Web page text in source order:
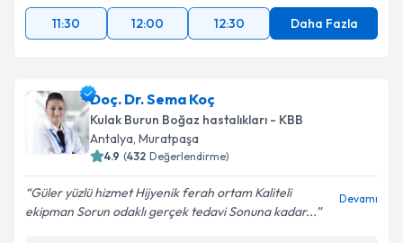
11:30
12:00 12:30 Daha Fazla
Doç. Dr. Sema Koç
Kulak Burun Boğaz hastalıkları - KBB
Antalya, Muratpaşa
4.9 (432 Değerlendirme)
Güler yüzlü hizmet Hijyenik ferah ortam Kaliteli
ekipman Sorun odaklı gerçek tedavi Sonuna kadar...
Devamı